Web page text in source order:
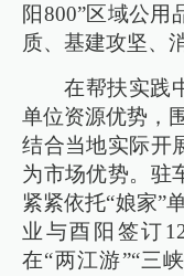
阳800”区域公
质、基建攻坚、
在帮扶实践
单位资源优势，
结合当地实际开
为市场优势。驻
紧紧依托“娘家”
业与酉阳签订
在“两江游”“三